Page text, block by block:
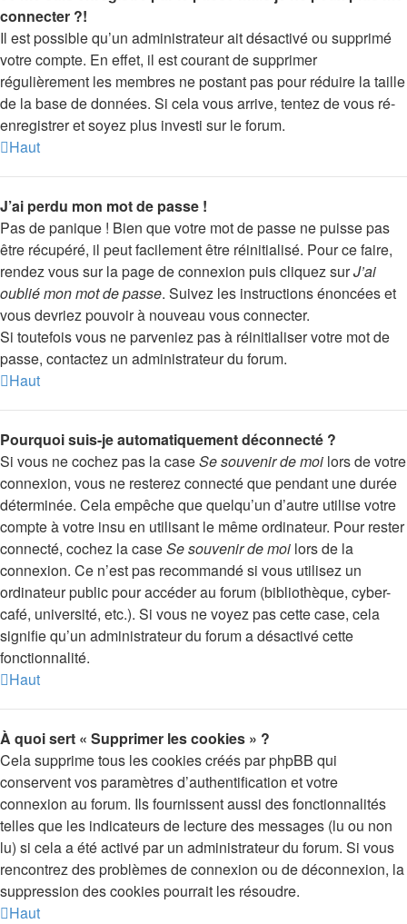
connecter ?!
Il est possible qu’un administrateur ait désactivé ou supprimé
votre compte. En effet, il est courant de supprimer
régulièrement les membres ne postant pas pour réduire la taille
de la base de données. Si cela vous arrive, tentez de vous ré-
enregistrer et soyez plus investi sur le forum.
Haut
J’ai perdu mon mot de passe !
Pas de panique ! Bien que votre mot de passe ne puisse pas
être récupéré, il peut facilement être réinitialisé. Pour ce faire,
rendez vous sur la page de connexion puis cliquez surJ’ai
oublié mon mot de passe. Suivez les instructions énoncées et
vous devriez pouvoir à nouveau vous connecter.
Si toutefois vous ne parveniez pas à réinitialiser votre mot de
passe, contactez un administrateur du forum.
Haut
Pourquoi suis-je automatiquement déconnecté ?
Si vous ne cochez pas la caseSe souvenir de moi lors de votre
connexion, vous ne resterez connecté que pendant une durée
déterminée. Cela empêche que quelqu’un d’autre utilise votre
compte à votre insu en utilisant le même ordinateur. Pour rester
connecté, cochez la caseSe souvenir de moi lors de la
connexion. Ce n’est pas recommandé si vous utilisez un
ordinateur public pour accéder au forum (bibliothèque, cyber-
café, université, etc.). Si vous ne voyez pas cette case, cela
signifie qu’un administrateur du forum a désactivé cette
fonctionnalité.
Haut
À quoi sert « Supprimer les cookies » ?
Cela supprime tous les cookies créés par phpBB qui
conservent vos paramètres d’authentification et votre
connexion au forum. Ils fournissent aussi des fonctionnalités
telles que les indicateurs de lecture des messages (lu ou non
lu) si cela a été activé par un administrateur du forum. Si vous
rencontrez des problèmes de connexion ou de déconnexion, la
suppression des cookies pourrait les résoudre.
Haut